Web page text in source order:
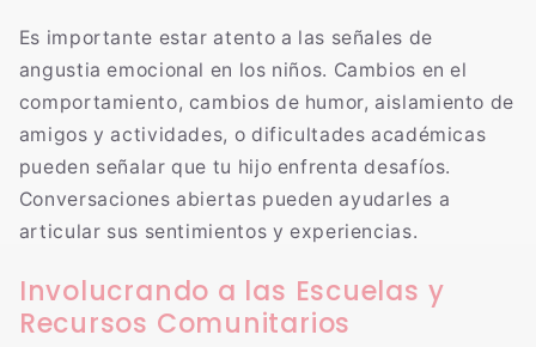
Es importante estar atento a las señales de
angustia emocional en los niños. Cambios en el
comportamiento, cambios de humor, aislamiento de
amigos y actividades, o dificultades académicas
pueden señalar que tu hijo enfrenta desafíos.
Conversaciones abiertas pueden ayudarles a
articular sus sentimientos y experiencias.
Involucrando a las Escuelas y
Recursos Comunitarios